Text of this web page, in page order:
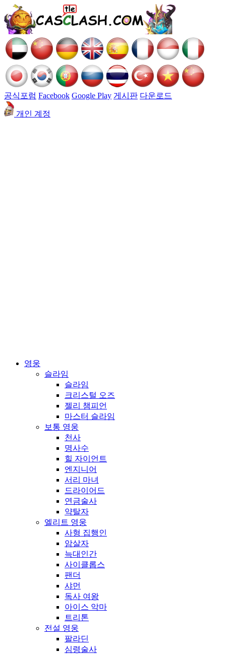
공식포럼 Facebook Google Play 게시판 다운로드
개인 계정
영웅
슬라임
슬라임
크리스털 오즈
젤리 챔피언
마스터 슬라임
보통 영웅
천사
명사수
힐 자이언트
엔지니어
서리 마녀
드라이어드
연금술사
약탈자
엘리트 영웅
사형 집행인
암살자
늑대인간
사이클롭스
팬더
샤먼
독사 여왕
아이스 악마
트리톤
전설 영웅
팔라딘
심령술사